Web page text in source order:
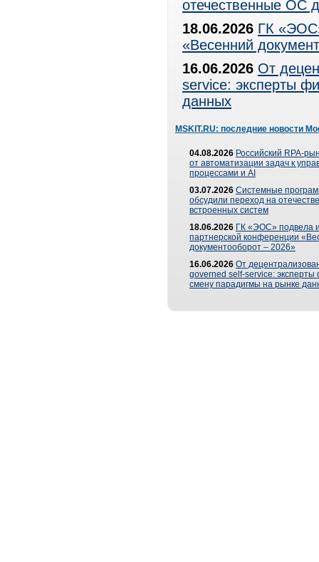
отечественные ОС
18.06.2026 ГК
«Весенний
16.06.2026 От
service: эксперты
данных
MSKIT.RU: последние новости
04.08.2026 Российский RPA-
от автоматизации задач к
процессами и AI
03.07.2026 Системные
обсудили переход на
встроенных систем
18.06.2026 ГК «ЭОС» подвела
партнерской конференции
документооборот – 2026»
16.06.2026 От
governed self-service: эксперты
смену парадигмы на рынке